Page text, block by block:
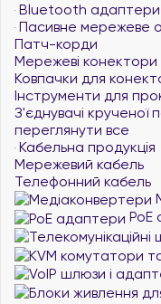
Bluetooth адаптери
Пасивне мережеве
Патч-корди
Мережеві конектори
Ковпачки для
Інструменти для
З'єднувачі крученої
переглянути все
Кабельна продукція
Мережевий кабель
Телефонний кабель
PoE